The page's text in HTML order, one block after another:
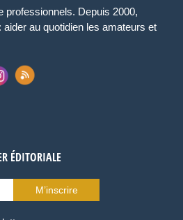
professionnels. Depuis 2000,
au quotidien les amateurs et
ÉDITORIALE
M’inscrire